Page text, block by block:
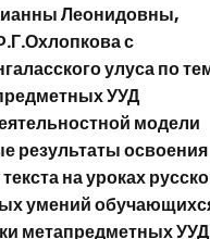
Леонидовны,
с
улуса по
УУД
модели
результаты освоения
на уроках
умений
метапредметных УУД